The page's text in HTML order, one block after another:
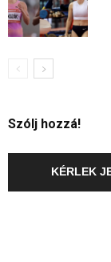
Szólj hozzá!
KÉRLEK